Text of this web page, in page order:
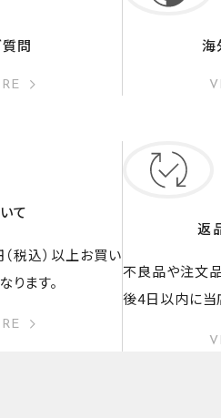
質問 海
て
税込）以上お買い
ります。
返
不良品や注文
後4日以内に当